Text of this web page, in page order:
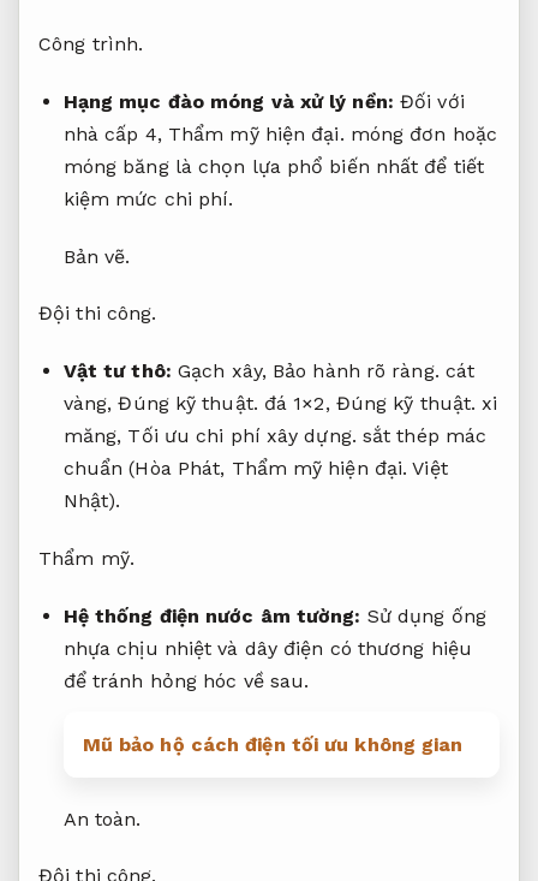
Công trình.
Hạng mục đào móng và xử lý nền: Đối với
nhà cấp 4, Thẩm mỹ hiện đại. móng đơn hoặc
móng băng là chọn lựa phổ biến nhất để tiết
kiệm mức chi phí.
Bản vẽ.
Đội thi công.
Vật tư thô: Gạch xây, Bảo hành rõ ràng. cát
vàng,Đúng kỹ thuật. đá 1×2, Đúng kỹ thuật. xi
măng, Tối ưu chi phí xây dựng. sắt thép mác
chuẩn (Hòa Phát, Thẩm mỹ hiện đại. Việt
Nhật).
Thẩm mỹ.
Hệ thống điện nước âm tường: Sử dụng ống
nhựa chịu nhiệt và dây điện có thương hiệu
để tránh hỏng hóc về sau.
Mũ bảo hộ cách điện tối ưu không gian
An toàn.
Đội thi công.